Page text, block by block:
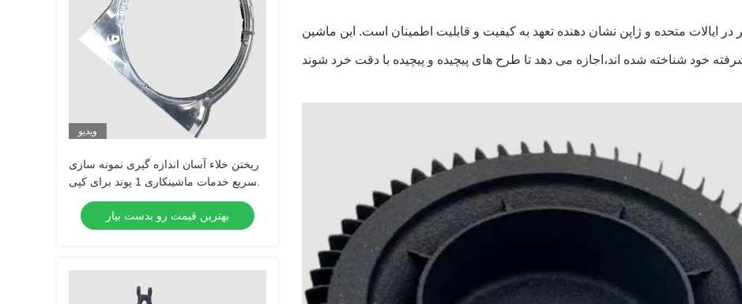
ویدیو
ریختن خلاء آسان اندازه گیری نمونه سازی
سریع خدمات ماشینکاری 1 پوند برای کپی
های با دقت بالا
بهترین قیمت رو بدست بیار
در ایالات متحده و ژاپن نشان دهنده تعهد به کیفیت و قابلیت اطمینان است. این ماشین